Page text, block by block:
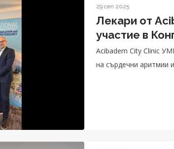
29 сеп 2025
Лекари от
участие в
Acibadem City Clinic
на сърдечни аритмии